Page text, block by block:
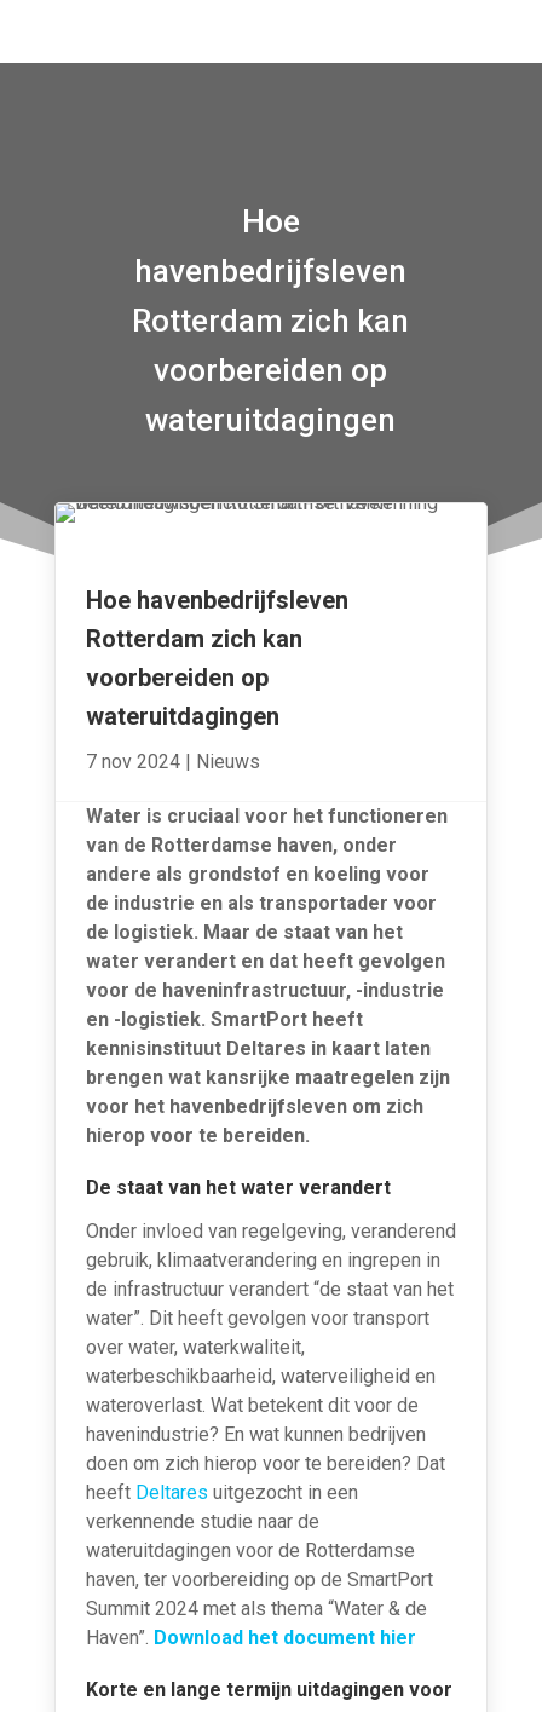
Hoe
havenbedrijfsleven
Rotterdam zich kan
voorbereiden op
wateruitdagingen
Hoe havenbedrijfsleven
Rotterdam zich kan
voorbereiden op
wateruitdagingen
7 nov 2024| Nieuws
Water is cruciaal voor het functioneren
van de Rotterdamse haven, onder
andere als grondstof en koeling voor
de industrie en als transportader voor
de logistiek. Maar de staat van het
water verandert en dat heeft gevolgen
voor de haveninfrastructuur, -industrie
en -logistiek. SmartPort heeft
kennisinstituut Deltares in kaart laten
brengen wat kansrijke maatregelen zijn
voor het havenbedrijfsleven om zich
hierop voor te bereiden.
De staat van het water verandert
Onder invloed van regelgeving, veranderend
gebruik, klimaatverandering en ingrepen in
de infrastructuur verandert “de staat van het
water”. Dit heeft gevolgen voor transport
over water, waterkwaliteit,
waterbeschikbaarheid, waterveiligheid en
wateroverlast. Wat betekent dit voor de
havenindustrie? En wat kunnen bedrijven
doen om zich hierop voor te bereiden? Dat
heeft Deltares uitgezocht in een
verkennende studie naar de
wateruitdagingen voor de Rotterdamse
haven, ter voorbereiding op de SmartPort
Summit 2024 met als thema “Water & de
Haven”. Download het document hier
Korte en lange termijn uitdagingen voor